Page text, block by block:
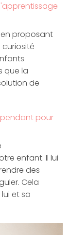
proposant
que la
de
pour
enfant. Il lui
des
Cela
et sa